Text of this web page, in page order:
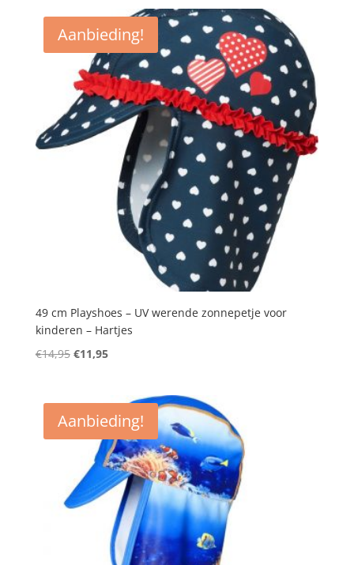
€18,95.€14,21.
Aanbieding!
49 cm Playshoes – UV werende zonnepetje voor
kinderen – Hartjes
€14,95 Oorspronkelijke
€14,95.
€11,95Huidige
€11,95.
Aanbieding!